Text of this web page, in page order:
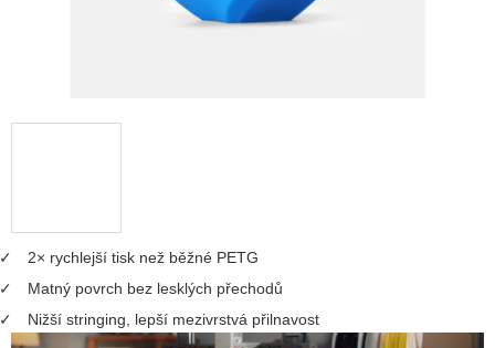
2× rychlejší tisk než běžné PETG
Matný povrch bez lesklých přechodů
Nižší stringing, lepší mezivrstvá přilnavost